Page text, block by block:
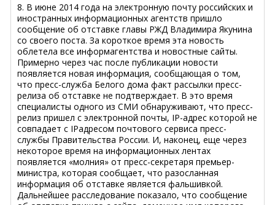
8. В июне 2014 года на электронную почту российских и
иностранных информационных агентств пришло
сообщение об отставке главы РЖД Владимира Якунина
со своего поста. За короткое время эта новость
облетела все информагентства и новостные сайты.
Примерно через час после публикации новости
появляется новая информация, сообщающая о том,
что пресс-служба Белого дома факт рассылки пресс-
релиза об отставке не подтверждает. В это время
специалисты одного из СМИ обнаруживают, что пресс-
релиз пришел с электронной почты, IP-адрес которой не
совпадает с IPадресом почтового сервиса пресс-
службы Правительства России. И, наконец, еще через
некоторое время на информационных лентах
появляется «молния» от пресс-секретаря премьер-
министра, которая сообщает, что разосланная
информация об отставке является фальшивкой.
Дальнейшее расследование показало, что сообщение